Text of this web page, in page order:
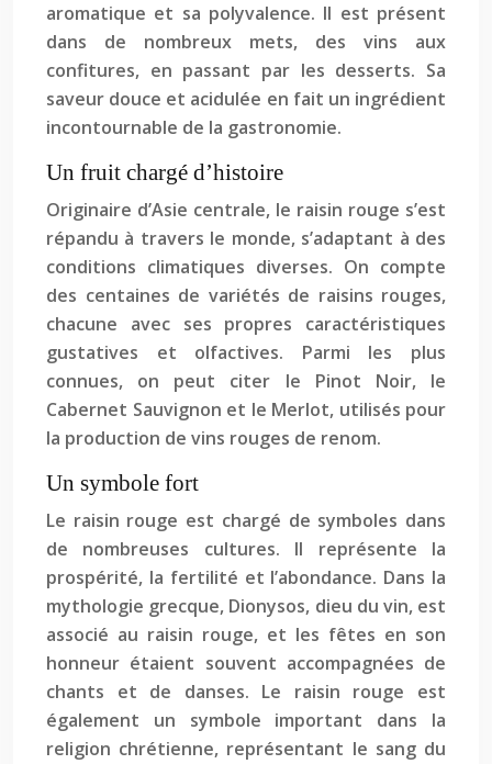
aromatique et sa polyvalence. Il est présent
dans de nombreux mets, des vins aux
confitures, en passant par les desserts. Sa
saveur douce et acidulée en fait un ingrédient
incontournable de la gastronomie.
Un fruit chargé d’histoire
Originaire d’Asie centrale, le raisin rouge s’est
répandu à travers le monde, s’adaptant à des
conditions climatiques diverses. On compte
des centaines de variétés de raisins rouges,
chacune avec ses propres caractéristiques
gustatives et olfactives. Parmi les plus
connues, on peut citer le Pinot Noir, le
Cabernet Sauvignon et le Merlot, utilisés pour
la production de vins rouges de renom.
Un symbole fort
Le raisin rouge est chargé de symboles dans
de nombreuses cultures. Il représente la
prospérité, la fertilité et l’abondance. Dans la
mythologie grecque, Dionysos, dieu du vin, est
associé au raisin rouge, et les fêtes en son
honneur étaient souvent accompagnées de
chants et de danses. Le raisin rouge est
également un symbole important dans la
religion chrétienne, représentant le sang du